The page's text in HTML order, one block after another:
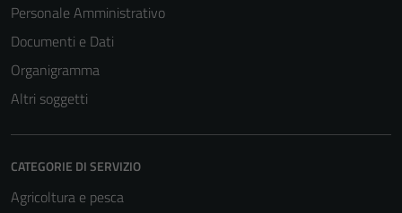
Personale Amministrativo
Documenti e Dati
Organigramma
Altri soggetti
CATEGORIE DI SERVIZIO
Agricoltura e pesca